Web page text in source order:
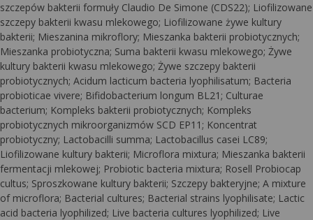
szczepów bakterii formuły Claudio De Simone (CDS22); Liofilizowane
szczepy bakterii kwasu mlekowego; Liofilizowane żywe kultury
bakterii; Mieszanina mikroflory; Mieszanka bakterii probiotycznych;
Mieszanka probiotyczna; Suma bakterii kwasu mlekowego; Żywe
kultury bakterii kwasu mlekowego; Żywe szczepy bakterii
probiotycznych; Acidum lacticum bacteria lyophilisatum; Bacteria
probioticae vivere; Bifidobacterium longum BL21; Culturae
bacterium; Kompleks bakterii probiotycznych; Kompleks
probiotycznych mikroorganizmów SCD EP11; Koncentrat
probiotyczny; Lactobacilli summa; Lactobacillus casei LC89;
Liofilizowane kultury bakterii; Microflora mixtura; Mieszanka bakterii
fermentacji mlekowej; Probiotic bacteria mixtura; Rosell Probiocap
cultus; Sproszkowane kultury bakterii; Szczepy bakteryjne; A mixture
of microflora; Bacterial cultures; Bacterial strains lyophilisate; Lactic
acid bacteria lyophilized; Live bacteria cultures lyophilized; Live